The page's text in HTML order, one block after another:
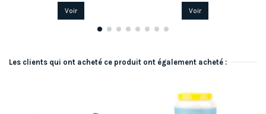
Voir Voir
Les clients qui ont acheté ce produit ont également acheté :